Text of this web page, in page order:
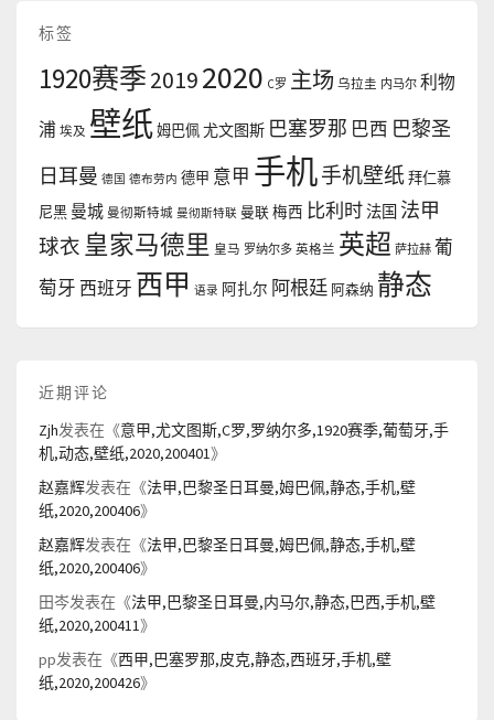
标签
1920赛季20192020 C罗 主场 乌拉圭 内马尔 利物
浦 埃及 壁纸姆巴佩尤文图斯 巴塞罗那 巴西 巴黎圣
日耳曼 德国 德布劳内 德甲 意甲 手机手机壁纸拜仁慕
尼黑 曼城 曼彻斯特城 曼彻斯特联 曼联梅西 比利时法国 法甲
球衣 皇家马德里 皇马 罗纳尔多 英格兰 英超 萨拉赫 葡
萄牙 西班牙 西甲 语录 阿扎尔 阿根廷 阿森纳 静态
近期评论
Zjh发表在《意甲,尤文图斯,C罗,罗纳尔多,1920赛季,葡萄牙,手
机,动态,壁纸,2020,200401》
赵嘉辉发表在《法甲,巴黎圣日耳曼,姆巴佩,静态,手机,壁
纸,2020,200406》
赵嘉辉发表在《法甲,巴黎圣日耳曼,姆巴佩,静态,手机,壁
纸,2020,200406》
田岑发表在《法甲,巴黎圣日耳曼,内马尔,静态,巴西,手机,壁
纸,2020,200411》
pp发表在《西甲,巴塞罗那,皮克,静态,西班牙,手机,壁
纸,2020,200426》